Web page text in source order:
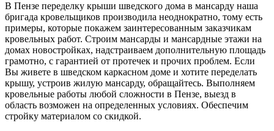
В Пензе переделку крыши шведского дома в мансарду наша
бригада кровельщиков производила неоднократно, тому есть
примеры, которые покажем заинтересованным заказчикам
кровельных работ. Строим мансарды и мансардные этажи на
домах новостройках, надстраиваем дополнительную площадь
грамотно, с гарантией от протечек и прочих проблем. Если
Вы живете в шведском каркасном доме и хотите переделать
крышу, устроив жилую мансарду, обращайтесь. Выполняем
кровельные работы любой сложности в Пензе, выезд в
область возможен на определенных условиях. Обеспечим
стройку материалом со скидкой.